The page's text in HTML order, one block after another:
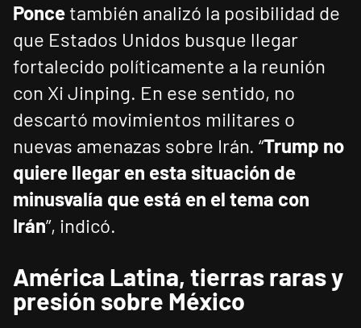
Poncetambién analizó la posibilidad de
que Estados Unidos busque llegar
fortalecido políticamente a la reunión
con Xi Jinping. En ese sentido, no
descartó movimientos militares o
nuevas amenazas sobre Irán. “Trump no
quiere llegar en esta situación de
minusvalía que está en el tema con
Irán”, indicó.
América Latina, tierras raras y
presión sobre México